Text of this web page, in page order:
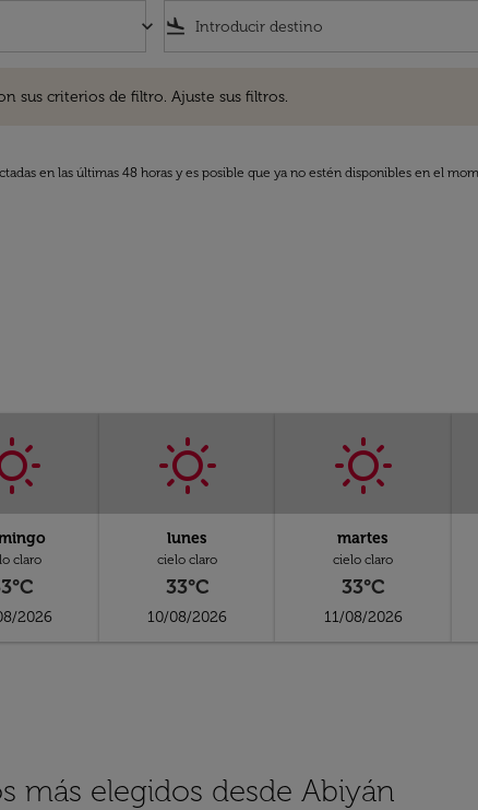
keyboard_arrow_down flight_land
sus criterios de filtro. Ajuste sus filtros.
en las últimas 48 horas y es posible que ya no estén disponibles en el
claro
2026
lunes
cielo claro
33°C
10/08/2026
martes
cielo claro
33°C
11/08/2026
más elegidos desde Abiyán